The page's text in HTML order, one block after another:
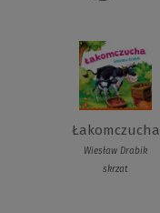
Łakomczucha
Wiesław Drabik
skrzat